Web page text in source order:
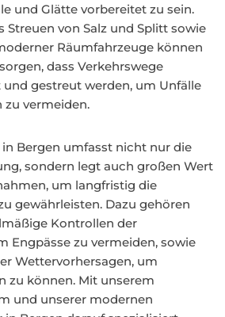
und Glätte vorbereitet zu sein.
Streuen von Salz und Splitt sowie
Räumfahrzeuge können
dass Verkehrswege
gestreut werden, um Unfälle
zu vermeiden.
Bergen umfasst nicht nur die
sondern legt auch großen Wert
um langfristig die
gewährleisten. Dazu gehören
Kontrollen der
Engpässe zu vermeiden, sowie
Wettervorhersagen, um
zu können. Mit unserem
und unserer modernen